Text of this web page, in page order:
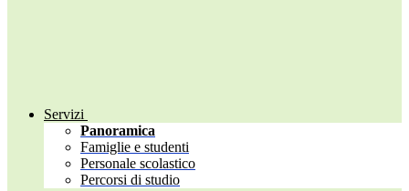
Servizi
Panoramica
Famiglie e studenti
Personale scolastico
Percorsi di studio